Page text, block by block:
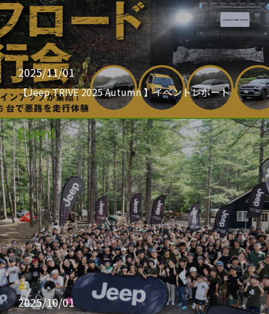
2025/11/01
【Jeep TRIVE 2025 Autumn 】イベントレポート
Event
2025/10/01